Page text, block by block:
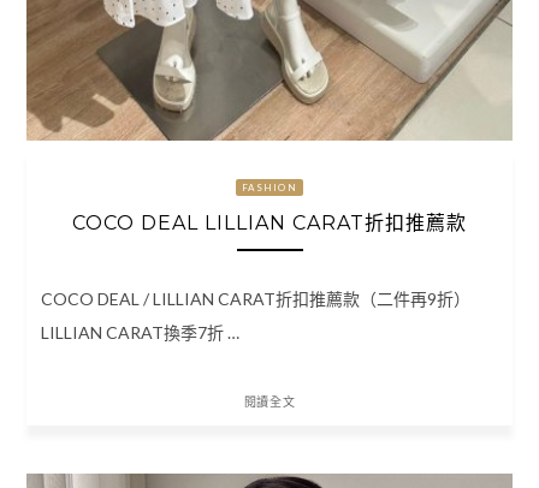
FASHION
COCO DEAL LILLIAN CARAT折扣推薦款
COCO DEAL / LILLIAN CARAT折扣推薦款（二件再9折）
LILLIAN CARAT換季7折 …
閱讀全文